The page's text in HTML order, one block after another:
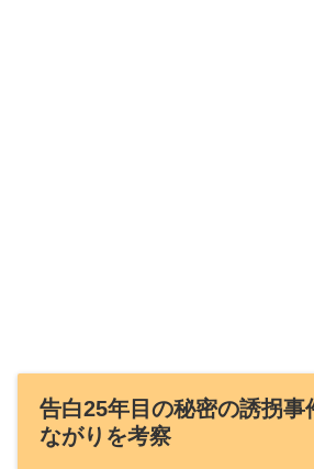
告白25年目の秘密の誘拐事
ながりを考察